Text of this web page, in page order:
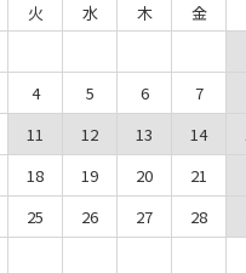
火 水 木 金
4 5 6 7
11 12 13 14
18 19 20 21
25 26 27 28